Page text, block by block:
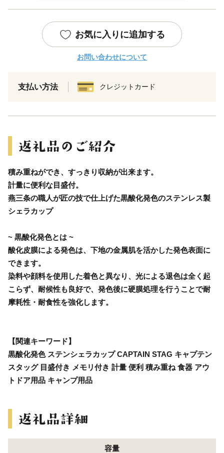
お気に入りに追加する
お問い合わせについて
支払い方法 クレジットカード
積み重ねができ、すっきり収納が出来ます。
計量に便利な目盛付。
燕三条の職人が匠の技で仕上げた黒酸化発色のステンレス製
シェラカップ
~ 黒酸化発色とは ~
酸化皮膜による発色は、下地の金属肌を活かした発色表面に
できます。
染料や顔料を使用した着色と異なり、光による退色は全く起
こらず、耐候性も良好で、発色後に硬膜処理を行うことで耐
摩耗性・耐食性を強化します。
【関連キーワード】
黒酸化発色 ステンシェラカップ CAPTAIN STAG キャプテン
スタッグ 目盛付き メモリ付き 計量 便利 積み重ね 食器 アウ
トドア用品 キャンプ用品
容量